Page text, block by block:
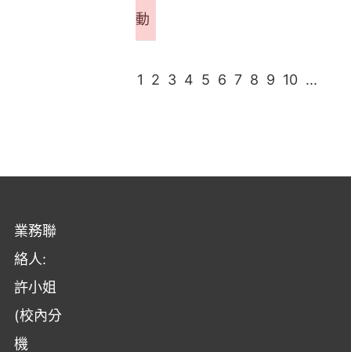
動
1 2 3 4 5 6 7 8 9 10 ...
業務聯
絡人:
許小姐
(校內分
機